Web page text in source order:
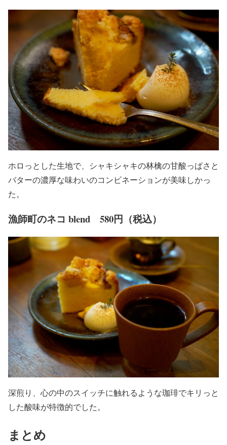
ホロっとした生地で、シャキシャキの林檎の甘酸っぱさと
バターの濃厚な味わいのコンビネーションが美味しかっ
た。
漁師町のネコ blend 580円（税込）
深煎り、心の中のスイッチに触れるような珈琲でキリっと
した酸味が特徴的でした。
まとめ